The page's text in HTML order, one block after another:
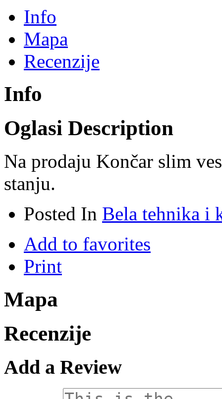
Info
Mapa
Recenzije
Info
Oglasi Description
Na prodaju Končar slim
stanju.
Posted In Bela tehnika i
Add to favorites
Print
Mapa
Recenzije
Add a Review